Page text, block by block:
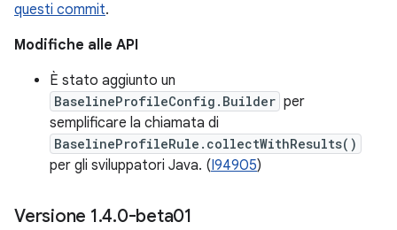
questi commit.
Modifiche alle API
È stato aggiunto un
BaselineProfileConfig.Builder per
semplificare la chiamata di
BaselineProfileRule.collectWithResults()
per gli sviluppatori Java. (I94905)
Versione 1.4.0-beta01